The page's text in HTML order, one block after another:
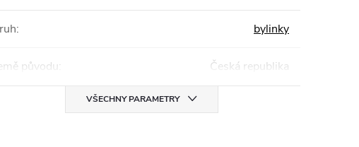
: bylinky
původu : Česká republika
VŠECHNY PARAMETRY